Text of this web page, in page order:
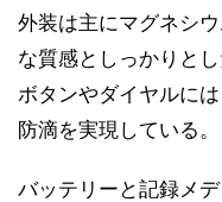
外装は主にマグネシ
な質感としっかりと
ボタンやダイヤルに
防滴を実現している。
バッテリーと記録メ